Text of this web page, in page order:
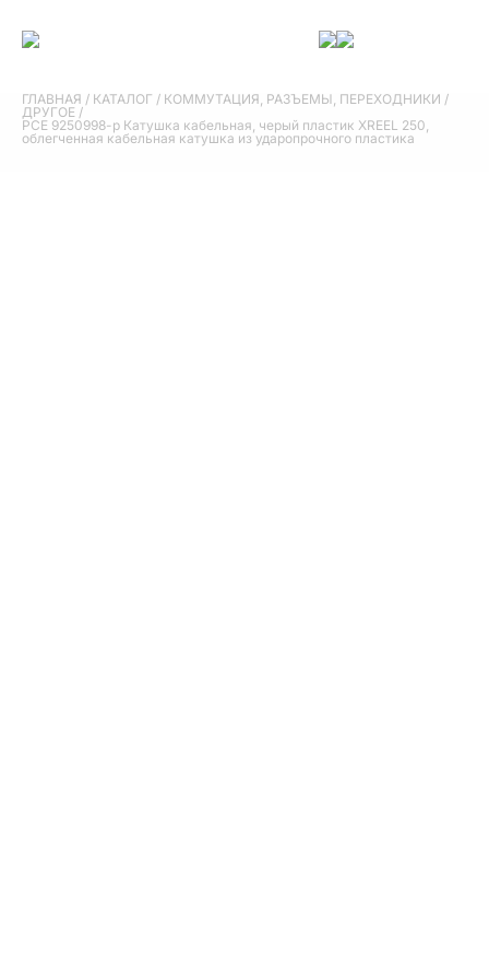
ГЛАВНАЯ / КАТАЛОГ / КОММУТАЦИЯ, РАЗЪЕМЫ, ПЕРЕХОДНИКИ /
ДРУГОЕ /
PCE 9250998-p Катушка кабельная, черый пластик XREEL 250,
облегченная кабельная катушка из ударопрочного пластика